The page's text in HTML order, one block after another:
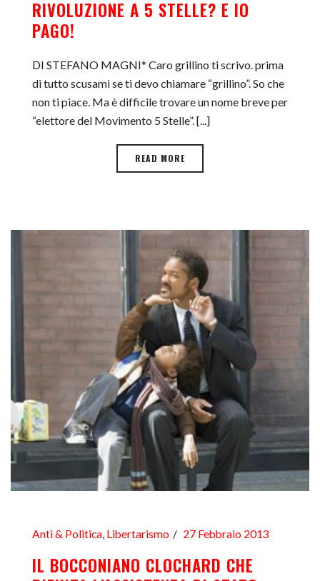
RIVOLUZIONE A 5 STELLE? E IO
PAGO!
DI STEFANO MAGNI* Caro grillino ti scrivo. prima
di tutto scusami se ti devo chiamare “grillino”. So che
non ti piace. Ma è difficile trovare un nome breve per
“elettore del Movimento 5 Stelle”. [...]
READ MORE
Anti & Politica, Libertarismo 27 Febbraio 2013
IL BOCCONIANO CLOCHARD CHE